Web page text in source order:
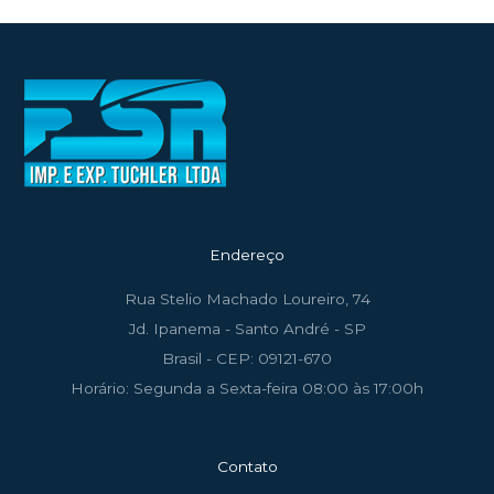
Endereço
Rua Stelio Machado Loureiro, 74
Jd. Ipanema - Santo André - SP
Brasil - CEP: 09121-670
Horário: Segunda a Sexta-feira 08:00 às 17:00h
Contato